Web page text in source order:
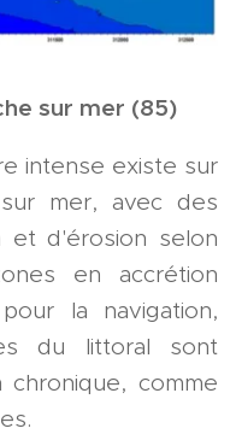
sur mer (85)
intense existe sur
mer, avec des
et d'érosion selon
en accrétion
la navigation,
du littoral sont
comme